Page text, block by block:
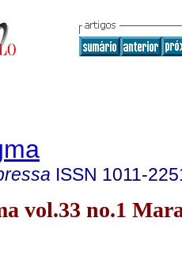
ISSN 1011-
vol.33 no.1